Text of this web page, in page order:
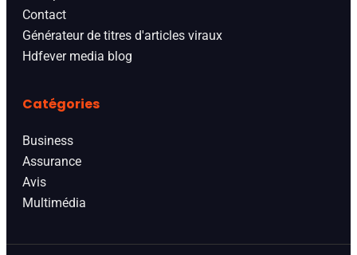
Contact
Générateur de titres d'articles viraux
Hdfever media blog
Catégories
Business
Assurance
Avis
Multimédia